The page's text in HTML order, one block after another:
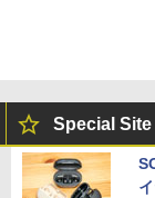
Special Site